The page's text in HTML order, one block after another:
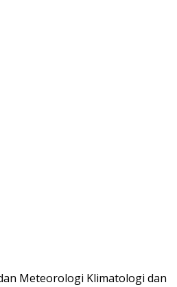
Meteorologi Klimatologi dan